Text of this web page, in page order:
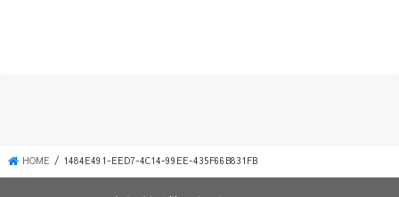
HOME 1484E491-EED7-4C14-99EE-435F66B831FB